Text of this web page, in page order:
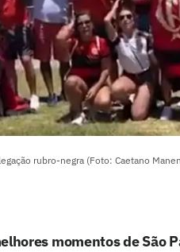
rubro-negra (Foto: Caetano
momentos de São